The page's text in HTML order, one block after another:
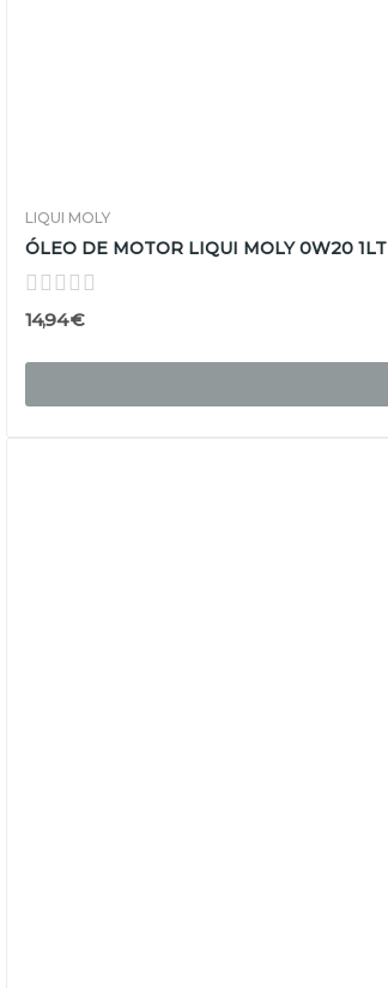
LIQUI MOLY
ÓLEO DE MOTOR LIQUI MOLY 0W20 1LT
14,94 €